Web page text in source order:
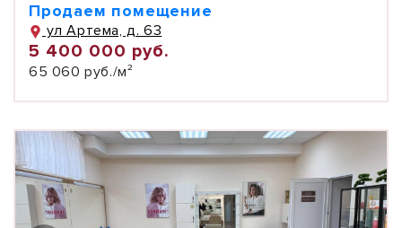
Продаем помещение
ул Артема, д. 63
5 400 000 руб.
65 060 руб./м²